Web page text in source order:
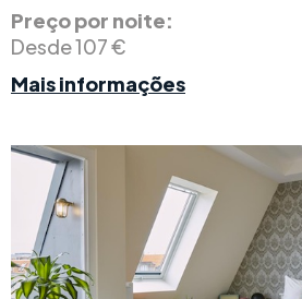
Preço por noite:
Desde 107 €
Mais informações